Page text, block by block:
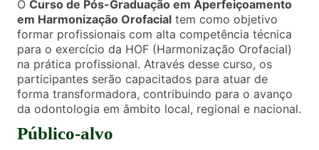
O Curso de Pós-Graduação em Aperfeiçoamento
em Harmonização Orofacial tem como objetivo
formar profissionais com alta competência técnica
para o exercício da HOF (Harmonização Orofacial)
na prática profissional. Através desse curso, os
participantes serão capacitados para atuar de
forma transformadora, contribuindo para o avanço
da odontologia em âmbito local, regional e nacional.
Público-alvo